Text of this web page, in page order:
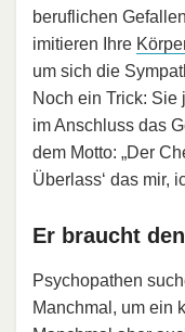
beruflichen
imitieren Ihre
um sich die
Noch ein Trick: Sie
im Anschluss das
dem Motto: „Der
Überlass‘ das mir,
Er braucht
Psychopathen
Manchmal, um ein